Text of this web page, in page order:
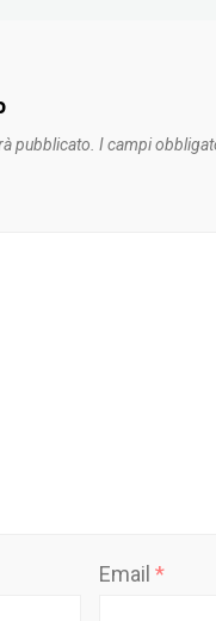
pubblicato. I campi
Email *